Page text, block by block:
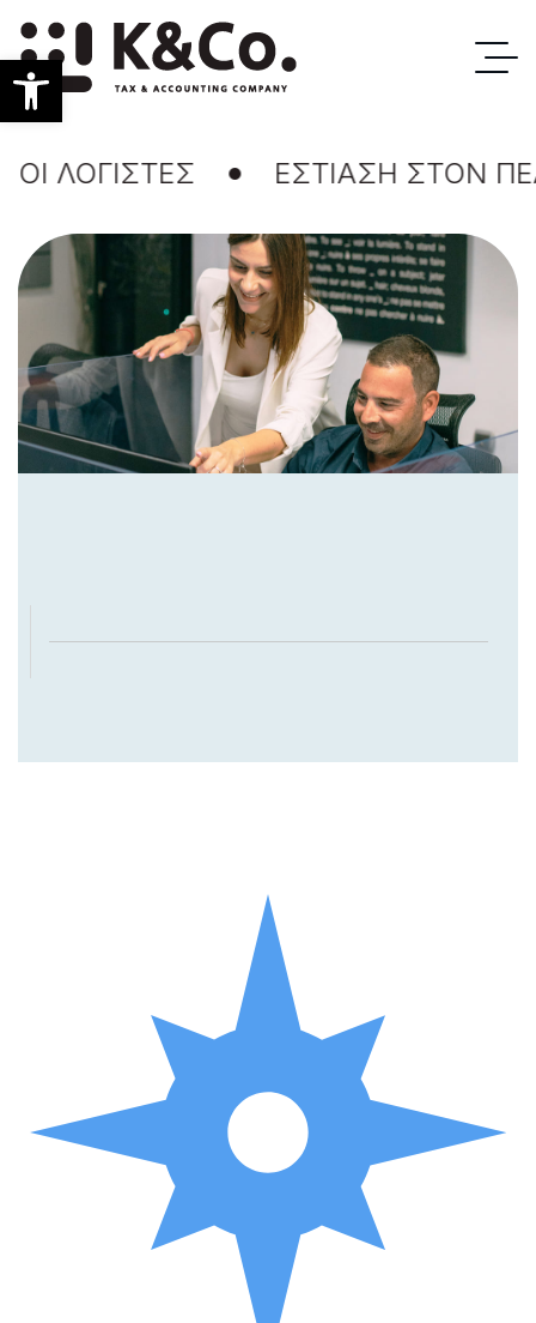
Ανοίξτε τη γραμμή εργαλείων
ΕΣΤΙΑΣΗ ΣΤΟΝ